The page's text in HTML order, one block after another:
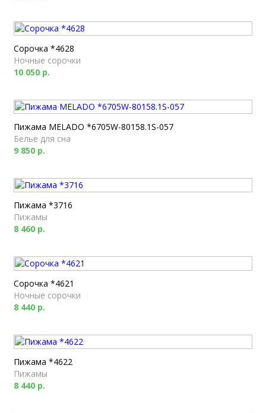
Сорочка *4628
Ночные сорочки
10 050 р.
Пижама MELADO *6705W-80158.1S-057
Белье для сна
9 850 р.
Пижама *3716
Пижамы
8 460 р.
Сорочка *4621
Ночные сорочки
8 440 р.
Пижама *4622
Пижамы
8 440 р.